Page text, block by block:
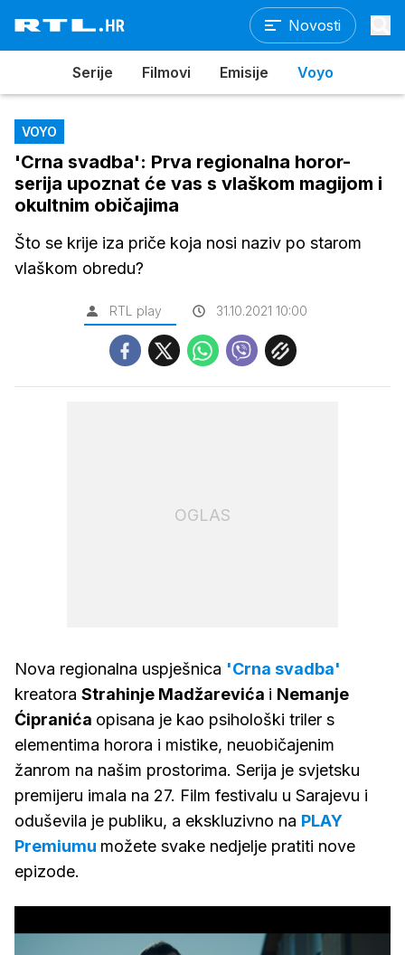
Novosti
Serije Filmovi Emisije Voyo
VOYO
'Crna svadba': Prva regionalna horor-
serija upoznat će vas s vlaškom magijom i
okultnim običajima
Što se krije iza priče koja nosi naziv po starom
vlaškom obredu?
RTL play 31.10.2021 10:00
OGLAS
Nova regionalna uspješnica 'Crna svadba'
kreatora Strahinje Madžarevića i Nemanje
Ćipranića opisana je kao psihološki triler s
elementima horora i mistike, neuobičajenim
žanrom na našim prostorima. Serija je svjetsku
premijeru imala na 27. Film festivalu u Sarajevu i
oduševila je publiku, a ekskluzivno na PLAY
Premiumu možete svake nedjelje pratiti nove
epizode.